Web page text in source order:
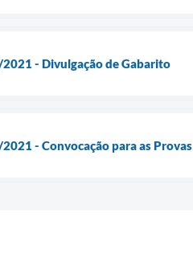
- Divulgação de Gabarito
- Convocação para as Provas